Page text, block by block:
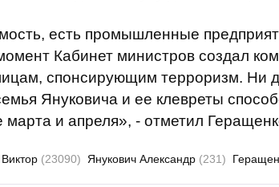
есть промышленные
Кабинет министров создал
спонсирующим терроризм. Ни
Януковича и ее клевреты
и апреля», - отметил
(23090) Янукович Александр (231)